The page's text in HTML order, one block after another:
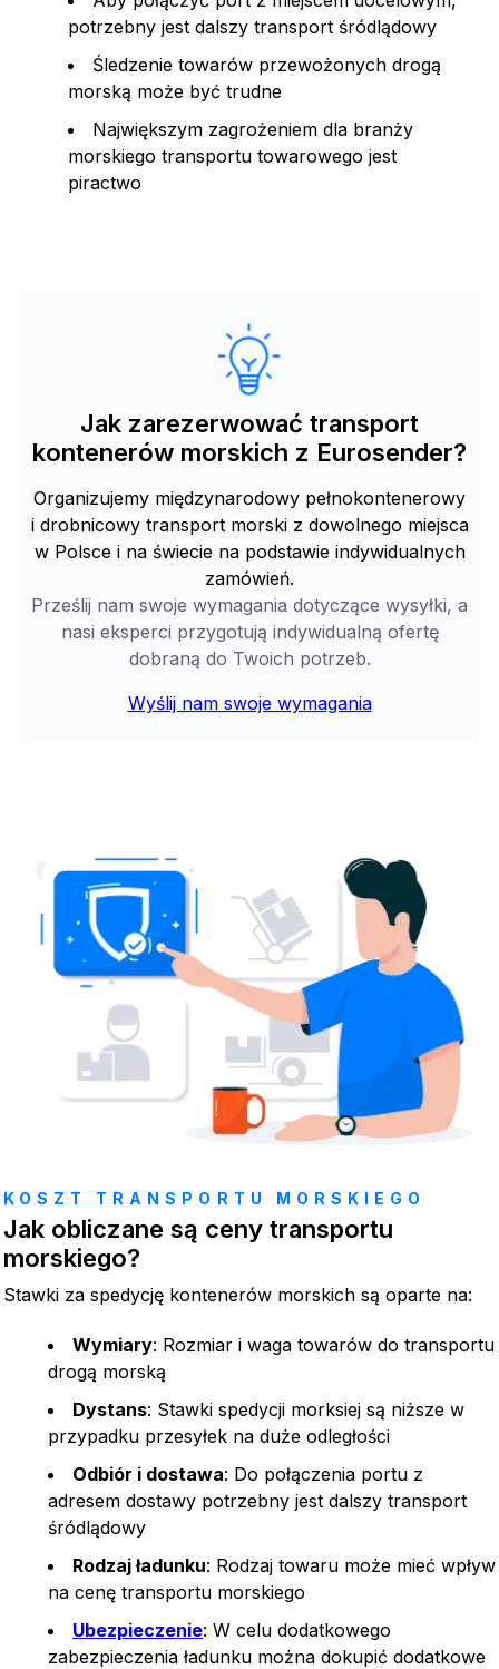
potrzebny jest dalszy transport śródlądowy
Śledzenie towarów przewożonych drogą
morską może być trudne
Największym zagrożeniem dla branży
morskiego transportu towarowego jest
piractwo
Jak zarezerwować transport
kontenerów morskich z Eurosender?
Organizujemy międzynarodowy pełnokontenerowy
i drobnicowy transport morski z dowolnego miejsca
w Polsce i na świecie na podstawie indywidualnych
zamówień.
Prześlij nam swoje wymagania dotyczące wysyłki, a
nasi eksperci przygotują indywidualną ofertę
dobraną do Twoich potrzeb.
Wyślij nam swoje wymagania
KOSZT TRANSPORTU MORSKIEGO
Jak obliczane są ceny transportu
morskiego?
Stawki za spedycję kontenerów morskich są oparte na:
Wymiary: Rozmiar i waga towarów do transportu
drogą morską
Dystans: Stawki spedycji morksiej są niższe w
przypadku przesyłek na duże odległości
Odbiór i dostawa: Do połączenia portu z
adresem dostawy potrzebny jest dalszy transport
śródlądowy
Rodzaj ładunku: Rodzaj towaru może mieć wpływ
na cenę transportu morskiego
Ubezpieczenie: W celu dodatkowego
zabezpieczenia ładunku można dokupić dodatkowe